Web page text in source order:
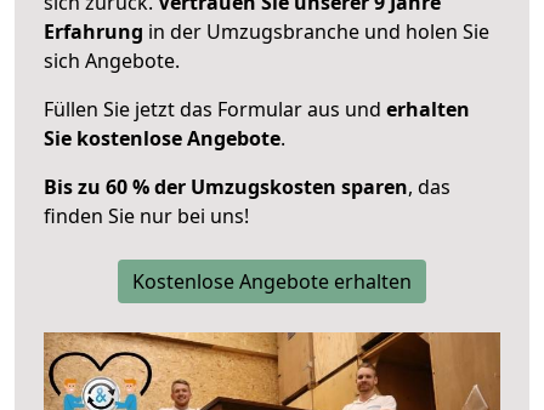
Erfahrung in der Umzugsbranche und holen Sie
sich Angebote.
Füllen Sie jetzt das Formular aus und erhalten
Sie kostenlose Angebote.
Bis zu 60 % der Umzugskosten sparen, das
finden Sie nur bei uns!
Kostenlose Angebote erhalten